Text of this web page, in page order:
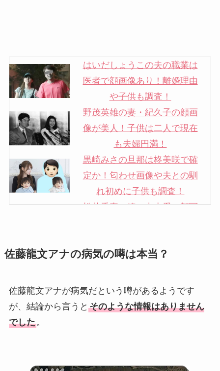
はいだしょうこの夫の職業は
医者で顔画像あり！離婚理由
や子供も調査！
野茂英雄の妻・紀久子の顔画
像が美人！子供は二人で現在
も夫婦円満！
黒崎みさの旦那は柊美咲で確
定か！匂わせ画像や夫との馴
れ初めに子供も調査！
松井秀喜の嫁・中山愛の顔写
申真衣の旦那・工藤けんの現
子供も調査！
竹田恒泰の奥さんの顔写真が
顔画像！元嫁との離婚理由や
佐藤龍文アナの病気の噂は本当？
佐藤龍文アナが病気だという噂があるようです
が、結論から言うと そのような情報はありません
でした。